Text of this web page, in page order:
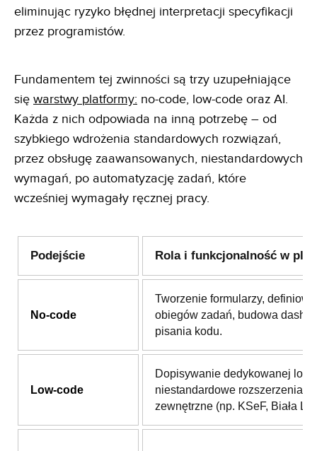
eliminując ryzyko błędnej interpretacji specyfikacji
przez programistów.
Fundamentem tej zwinności są trzy uzupełniające
się warstwy platformy: no-code, low-code oraz AI.
Każda z nich odpowiada na inną potrzebę – od
szybkiego wdrożenia standardowych rozwiązań,
przez obsługę zaawansowanych, niestandardowych
wymagań, po automatyzację zadań, które
wcześniej wymagały ręcznej pracy.
Podejście Rola i funkcjonalność w
No-code
Tworzenie formularzy,
obiegów zadań, budowa
pisania kodu.
Low-code
Dopisywanie dedykowanej
niestandardowe rozszerzenia i
zewnętrzne (np. KSeF, Biała